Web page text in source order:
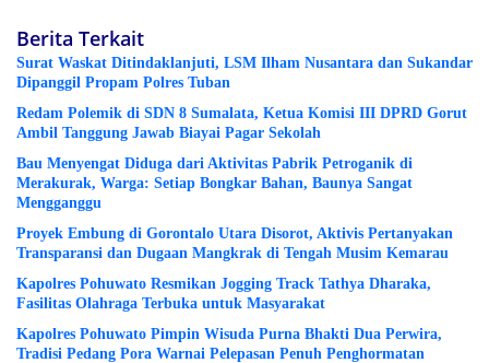
Berita Terkait
Surat Waskat Ditindaklanjuti, LSM Ilham Nusantara dan Sukandar
Dipanggil Propam Polres Tuban
Redam Polemik di SDN 8 Sumalata, Ketua Komisi III DPRD Gorut
Ambil Tanggung Jawab Biayai Pagar Sekolah
Bau Menyengat Diduga dari Aktivitas Pabrik Petroganik di
Merakurak, Warga: Setiap Bongkar Bahan, Baunya Sangat
Mengganggu
Proyek Embung di Gorontalo Utara Disorot, Aktivis Pertanyakan
Transparansi dan Dugaan Mangkrak di Tengah Musim Kemarau
Kapolres Pohuwato Resmikan Jogging Track Tathya Dharaka,
Fasilitas Olahraga Terbuka untuk Masyarakat
Kapolres Pohuwato Pimpin Wisuda Purna Bhakti Dua Perwira,
Tradisi Pedang Pora Warnai Pelepasan Penuh Penghormatan